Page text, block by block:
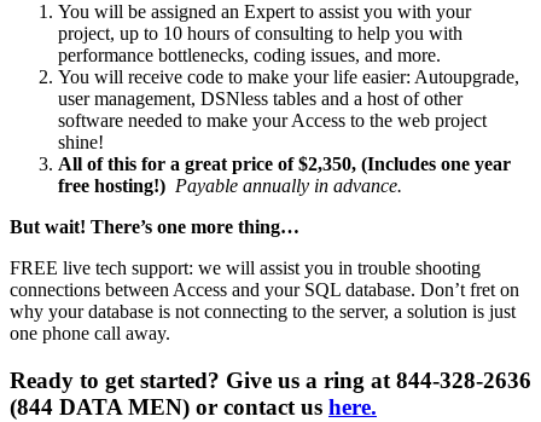
You will be assigned an Expert to assist you with your
project, up to 10 hours of consulting to help you with
performance bottlenecks, coding issues, and more.
You will receive code to make your life easier: Autoupgrade,
user management, DSNless tables and a host of other
software needed to make your Access to the web project
shine!
All of this for a great price of $2,350, (Includes one year
free hosting!) Payable annually in advance.
But wait! There’s one more thing…
FREE live tech support: we will assist you in trouble shooting
connections between Access and your SQL database. Don’t fret on
why your database is not connecting to the server, a solution is just
one phone call away.
Ready to get started? Give us a ring at 844-328-2636
(844 DATA MEN) or contact us here.